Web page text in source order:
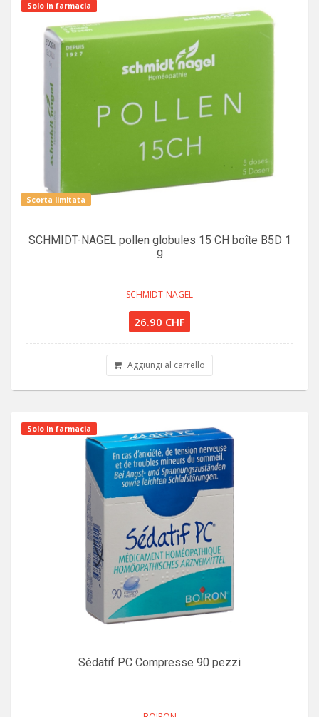
Solo in farmacia
Scorta limitata
SCHMIDT-NAGEL pollen globules 15 CH boîte B5D 1
g
SCHMIDT-NAGEL
26.90 CHF
Aggiungi al carrello
Solo in farmacia
Sédatif PC Compresse 90 pezzi